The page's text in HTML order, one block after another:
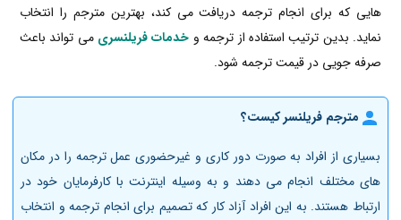
هایی که برای انجام ترجمه دریافت می کند، بهترین مترجم را انتخاب
نماید. بدین ترتیب استفاده از ترجمه و خدمات فریلنسری می تواند باعث
صرفه جویی در قیمت ترجمه شود.
مترجم فریلنسر کیست؟
بسیاری از افراد به صورت دور کاری و غیرحضوری عمل ترجمه را در مکان
های مختلف انجام می دهند و به وسیله اینترنت با کارفرمایان خود در
ارتباط هستند. به این افراد آزاد کار که تصمیم برای انجام ترجمه و انتخاب